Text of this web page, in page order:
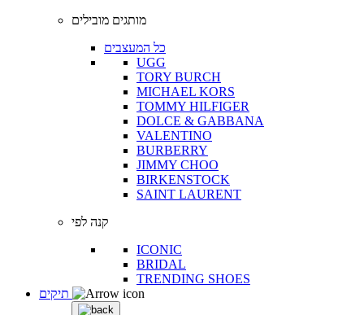
מותגים מובילים
כל המעצבים
UGG
TORY BURCH
MICHAEL KORS
TOMMY HILFIGER
DOLCE & GABBANA
VALENTINO
BURBERRY
JIMMY CHOO
BIRKENSTOCK
SAINT LAURENT
קנה לפי
ICONIC
BRIDAL
TRENDING SHOES